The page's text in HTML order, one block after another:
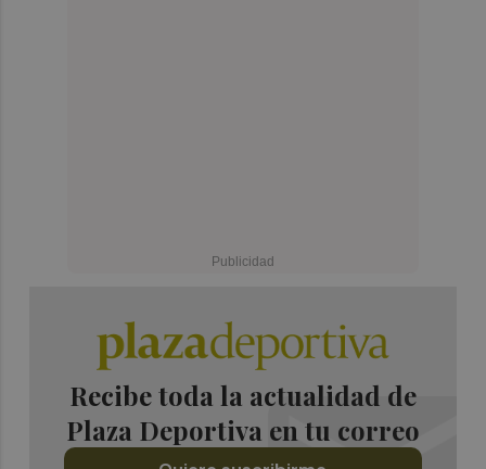
Recibe toda la actualidad de
Plaza Deportiva en tu correo